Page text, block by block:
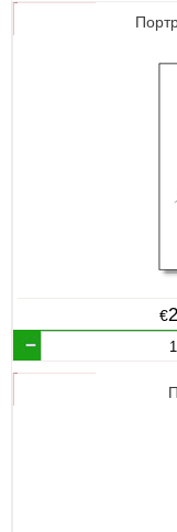
€2